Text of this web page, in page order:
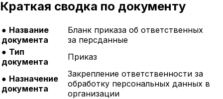
Краткая сводка по документу
● Название
документа
Бланк приказа об ответственных
за персданные
● Тип
документа
Приказ
● Назначение
документа
Закрепление ответственности за
обработку персональных данных в
организации